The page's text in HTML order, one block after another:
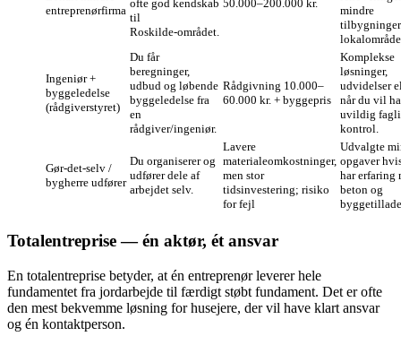
entreprenørfirma
ofte god kendskab
til
Roskilde‑området.
50.000–200.000 kr.
mindre
Ingeniør +
byggeledelse
(rådgiverstyret)
Du får
beregninger,
udbud og løbende
byggeledelse fra
en
rådgiver/ingeniør.
Rådgivning 10.000–
60.000 kr. + byggepris
Komplekse
løsninger,
udvidelser
når du vil
uvildig
kontrol.
Gør‑det‑selv /
bygherre udfører
Du organiserer og
udfører dele af
arbejdet selv.
Lavere
materialeomkostninger,
men stor
tidsinvestering; risiko
for fejl
Udvalgte
opgaver
har erfaring
beton og
Totalentreprise — én aktør, ét ansvar
En totalentreprise betyder, at én entreprenør leverer hele
fundamentet fra jordarbejde til færdigt støbt fundament. Det er ofte
den mest bekvemme løsning for husejere, der vil have klart ansvar
og én kontaktperson.